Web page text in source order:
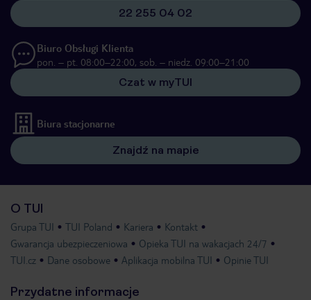
22 255 04 02
Biuro Obsługi Klienta
pon. – pt. 08:00–22:00, sob. – niedz. 09:00–21:00
Czat w myTUI
Biura stacjonarne
Znajdź na mapie
O TUI
Grupa TUI TUI Poland Kariera
Kontakt
Gwarancja ubezpieczeniowa
Opieka TUI na wakacjach 24/7
TUI.cz
Dane osobowe Aplikacja mobilna TUI Opinie TUI
Przydatne informacje